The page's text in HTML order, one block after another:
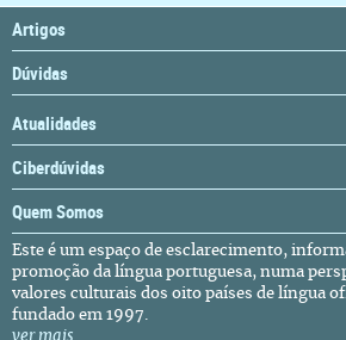
Artigos
Dúvidas
Atualidades
Ciberdúvidas
Quem Somos
Este é um espaço de esclarecimento,
promoção da língua portuguesa, numa
valores culturais dos oito países de língua
fundado em 1997.